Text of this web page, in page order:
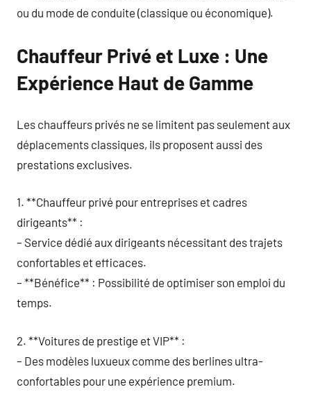
ou du mode de conduite (classique ou économique).
Chauffeur Privé et Luxe : Une
Expérience Haut de Gamme
Les chauffeurs privés ne se limitent pas seulement aux
déplacements classiques, ils proposent aussi des
prestations exclusives.
1. **Chauffeur privé pour entreprises et cadres
dirigeants** :
– Service dédié aux dirigeants nécessitant des trajets
confortables et efficaces.
– **Bénéfice** : Possibilité de optimiser son emploi du
temps.
2. **Voitures de prestige et VIP** :
– Des modèles luxueux comme des berlines ultra-
confortables pour une expérience premium.